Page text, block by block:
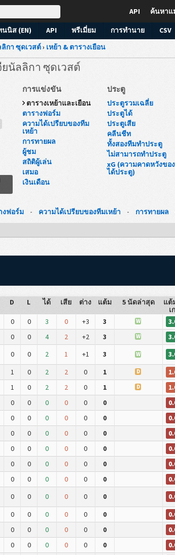
ค้นหา
API
นนิส (EN) API พรีเมี่ยม การทำนาย
CSV
กา ซุดเวสต์› เหย้า & ตารางเยือน
ยนัลลิกา ซุดเวสต์
การแข่งขัน
ตารางเหย้าและเยือน
ตารางฟอร์ม
ความได้เปรียบของทีม
เหย้า
การทายผล
ผู้ชม
สถิติผู้เล่น
เสมอ
เงินเดือน
ประตู
ประตูรวมเฉลี่ย
ประตูได้
ประตูเสีย
คลีนชีท
ทั้งสองทีมทำประตู
ไม่สามารถทำประตู
xG (ความคาดหวังขอ
ได้ประตู)
งฟอร์ม - ความได้เปรียบของทีมเหย้า - การทายผล
D L ได้ เสีย ต่าง แต้ม 5 นัดล่าสุด
แต้
เ
0 0 3 0 +3 3 W
0 0 4 2 +2 3 W
0 0 2 1 +1 3 W
1 0 2 2 0 1 D
1 0 2 2 0 1 D
0 0 0 0 0 0
0 0 0 0 0 0
0 0 0 0 0 0
0 0 0 0 0 0
0 0 0 0 0 0
0 0 0 0 0 0
0 0 0 0 0 0
0 0 0 0 0 0
0 0 0 0 0 0
0 0 0 0 0 0